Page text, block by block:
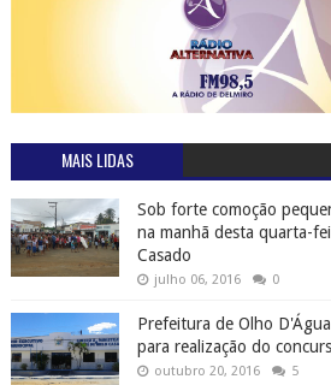
MAIS LIDAS
Sob forte comoção
na manhã desta quarta-
Casado
julho 06, 2016 0
Prefeitura de Olho
para realização do
outubro 20, 2016 5